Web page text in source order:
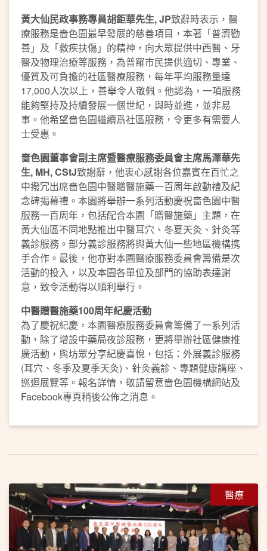
黃大仙民政事務專員胡鉅華先生, JP致辭時表示，醫
療服務是嗇色園最早發展的慈善項目，本著「普濟勸
善」及「救疾扶傷」的精神，向大眾提供中西醫、牙
醫及物理治療等服務，為普羅市民提供適切、專業、
優質及可負擔的社區醫療服務，每年平均服務量達
17,000人次以上，善舉令人敬佩。他認為，一項服務
能夠堅持及持續發展一個世紀，與時並進，並非易
事。他希望嗇色園繼續爲社區服務，令更多有需要人
士受惠。
嗇色園董事會副主席暨醫療服務委員會主席馬澤華先
生, MH, CStJ致謝辭，他衷心感謝各位嘉賓在百忙之
中撥冗出席嗇色園中醫贈醫施藥一百周年啟動禮及紀
念碑揭幕禮。本園將舉辦一系列活動慶祝嗇色園中醫
服務一百周年，包括配合本園「贈醫施藥」主題，在
黃大仙區不同地點推出中醫耳穴、冬夏天灸、針灸等
義診服務。部分義診服務將與黃大仙一些地區機構携
手合作。最後，他亦對本園醫療服務委員會籌備是次
活動的投入，以及本園各單位及部門的協助表達謝
意，致令活動得以順利舉行。
中醫贈醫施藥100周年紀慶活動
為了慶祝紀慶，本園醫療服務委員會籌備了一系列活
動，除了增設中藥局夜診服務，更將舉辦社區健康推
廣活動，與坊眾分享紀慶喜悅，包括：外展義診服務
(耳穴、冬季及夏季天灸)、針灸義診、專題健康講座、
巡迴展覽等。報名詳情，敬請留意嗇色園機構網站及
Facebook專頁稍後公佈之消息。
醫療